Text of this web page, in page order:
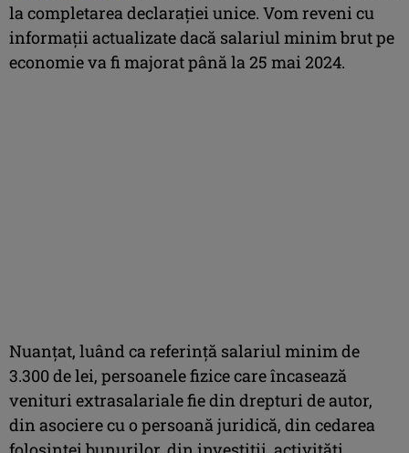
la completarea declaraţiei unice. Vom reveni cu
informaţii actualizate dacă salariul minim brut pe
economie va fi majorat până la 25 mai 2024.
Nuanţat, luând ca referinţă salariul minim de
3.300 de lei, persoanele fizice care încasează
venituri extrasalariale fie din drepturi de autor,
din asociere cu o persoană juridică, din cedarea